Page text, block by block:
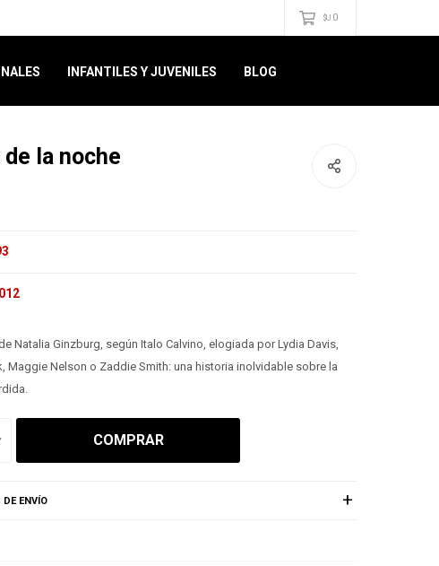
INFANTILES Y JUVENILES BLOG
$U 0
de la noche
Natalia Ginzburg, según Italo Calvino, elogiada por Lydia Davis,
Maggie Nelson o Zaddie Smith: una historia inolvidable sobre la
COMPRAR
ENVÍO